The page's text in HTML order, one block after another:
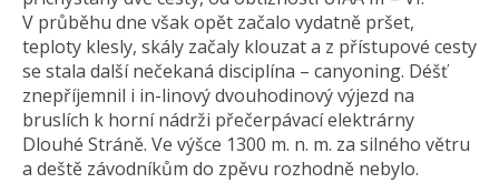
V průběhu dne však opět začalo vydatně pršet,
teploty klesly, skály začaly klouzat a z přístupové cesty
se stala další nečekaná disciplína – canyoning. Déšť
znepříjemnil i in-linový dvouhodinový výjezd na
bruslích k horní nádrži přečerpávací elektrárny
Dlouhé Stráně. Ve výšce 1300 m. n. m. za silného větru
a deště závodníkům do zpěvu rozhodně nebylo.